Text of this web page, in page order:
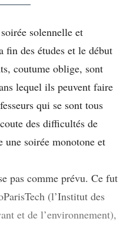
solennelle et
fin des études et le début
coutume oblige, sont
lequel ils peuvent faire
qui se sont tous
des difficultés de
soirée monotone et
pas comme prévu. Ce fut
(l’Institut des
et de l’environnement),